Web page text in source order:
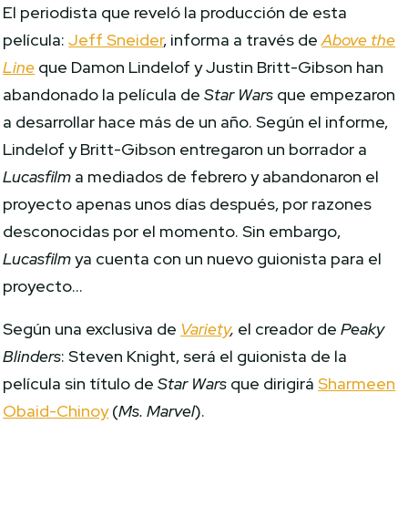
El periodista que reveló la producción de esta
película:Jeff Sneider, informa a través deAbove the
Line que Damon Lindelof y Justin Britt-Gibson han
abandonado la película deStar Wars que empezaron
a desarrollar hace más de un año. Según el informe,
Lindelof y Britt-Gibson entregaron un borrador a
Lucasfilm a mediados de febrero y abandonaron el
proyecto apenas unos días después, por razones
desconocidas por el momento. Sin embargo,
Lucasfilmya cuenta con un nuevo guionista para el
proyecto…
Según una exclusiva de Variety, el creador dePeaky
Blinders: Steven Knight, será el guionista de la
película sin título deStar Wars que dirigiráSharmeen
Obaid-Chinoy(Ms. Marvel).